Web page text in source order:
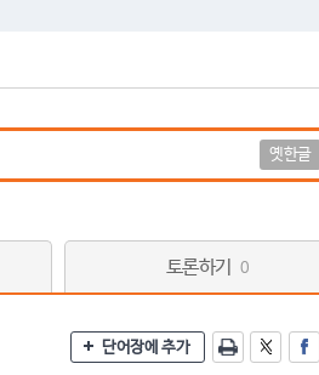
옛한글
토론하기 0
단어장에 추가